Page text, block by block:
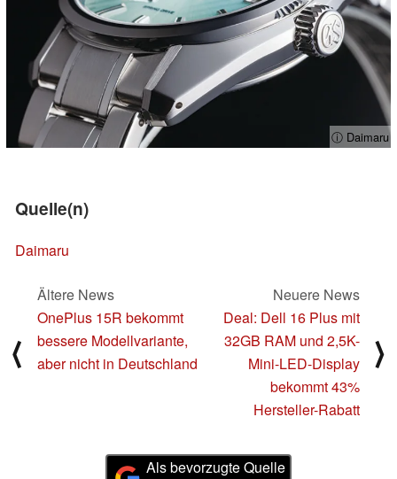
ⓘ Daimaru
Quelle(n)
Daimaru
⟨
Ältere News
OnePlus 15R bekommt
bessere Modellvariante,
aber nicht in Deutschland
Neuere News
Deal: Dell 16 Plus mit
32GB RAM und 2,5K-
Mini-LED-Display
bekommt 43%
Hersteller-Rabatt
⟩
Als bevorzugte Quelle